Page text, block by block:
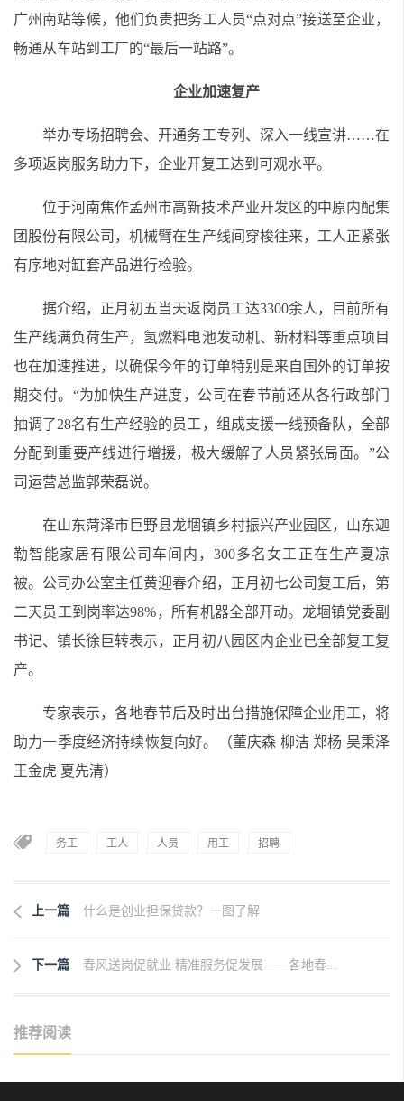
广州南站等候，他们负责把务工人员“点对点”接送至企业，
畅通从车站到工厂的“最后一站路”。
企业加速复产
举办专场招聘会、开通务工专列、深入一线宣讲……在
多项返岗服务助力下，企业开复工达到可观水平。
位于河南焦作孟州市高新技术产业开发区的中原内配集
团股份有限公司，机械臂在生产线间穿梭往来，工人正紧张
有序地对缸套产品进行检验。
据介绍，正月初五当天返岗员工达3300余人，目前所有
生产线满负荷生产，氢燃料电池发动机、新材料等重点项目
也在加速推进，以确保今年的订单特别是来自国外的订单按
期交付。“为加快生产进度，公司在春节前还从各行政部门
抽调了28名有生产经验的员工，组成支援一线预备队，全部
分配到重要产线进行增援，极大缓解了人员紧张局面。”公
司运营总监郭荣磊说。
在山东菏泽市巨野县龙堌镇乡村振兴产业园区，山东迦
勒智能家居有限公司车间内，300多名女工正在生产夏凉
被。公司办公室主任黄迎春介绍，正月初七公司复工后，第
二天员工到岗率达98%，所有机器全部开动。龙堌镇党委副
书记、镇长徐巨转表示，正月初八园区内企业已全部复工复
产。
专家表示，各地春节后及时出台措施保障企业用工，将
助力一季度经济持续恢复向好。（董庆森 柳洁 郑杨 吴秉泽
王金虎 夏先清）
务工 工人 人员 用工 招聘
上一篇 什么是创业担保贷款？一图了解
下一篇 春风送岗促就业 精准服务促发展——各地春...
推荐阅读